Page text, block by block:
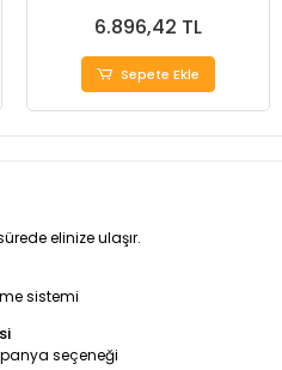
6.896,42 TL
Sepete Ekle
elinize ulaşır.
sistemi
seçeneği